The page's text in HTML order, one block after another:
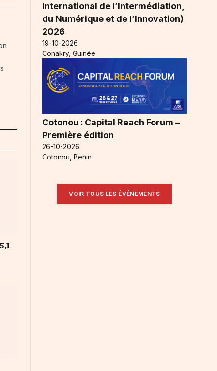
International de l’Intermédiation,
du Numérique et de l’Innovation)
2026
19-10-2026
Conakry, Guinée
Cotonou : Capital Reach Forum –
Première édition
26-10-2026
Cotonou, Benin
VOIR TOUS LES ÉVÉNEMENTS